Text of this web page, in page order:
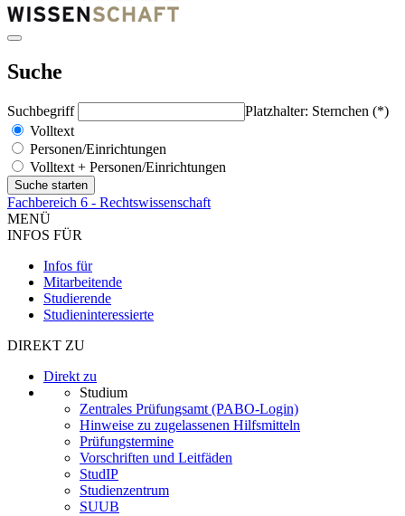
Suche
Suchbegriff
Platzhalter: Sternchen (*)
Volltext
Personen/Einrichtungen
Volltext + Personen/Einrichtungen
Fachbereich 6 - Rechtswissenschaft
MENÜ
INFOS FÜR
Infos für
Mitarbeitende
Studierende
Studieninteressierte
DIREKT ZU
Direkt zu
Studium
Zentrales Prüfungsamt (PABO-Login)
Hinweise zu zugelassenen Hilfsmitteln
Prüfungstermine
Vorschriften und Leitfäden
StudIP
Studienzentrum
SUUB